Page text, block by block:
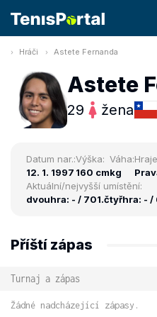
Hráči Astete Fernanda
Astete
29 žena
Datum nar.:
12. 1. 1997
Výška:
160 cm
Váha:
kg
Aktuální/nejvyšší umístění:
dvouhra: - / 701.čtyřhra: - /
Příští zápas
Turnaj a zápas
Žádné nadcházející zápasy.